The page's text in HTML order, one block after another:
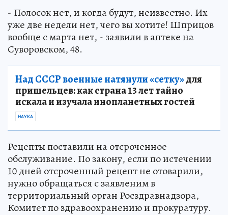
- Полосок нет, и когда будут, неизвестно. Их
уже две недели нет, чего вы хотите! Шприцов
вообще с марта нет, - заявили в аптеке на
Суворовском, 48.
Над СССР военные натянули «сетку»для
пришельцев: как страна 13 лет тайно
искала и изучала инопланетных гостей
НАУКА
Рецепты поставили на отсроченное
обслуживание. По закону, если по истечении
10 дней отсроченный рецепт не отоварили,
нужно обращаться с заявленим в
территориальный орган Росздравнадзора,
Комитет по здравоохранению и прокуратуру.